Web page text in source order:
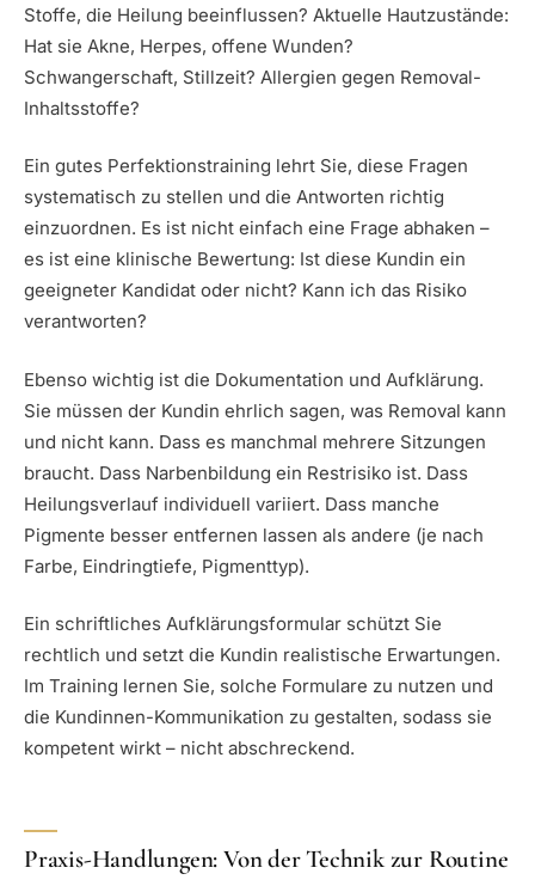
Stoffe, die Heilung beeinflussen? Aktuelle Hautzustände:
Hat sie Akne, Herpes, offene Wunden?
Schwangerschaft, Stillzeit? Allergien gegen Removal-
Inhaltsstoffe?
Ein gutes Perfektionstraining lehrt Sie, diese Fragen
systematisch zu stellen und die Antworten richtig
einzuordnen. Es ist nicht einfach eine Frage abhaken –
es ist eine klinische Bewertung: Ist diese Kundin ein
geeigneter Kandidat oder nicht? Kann ich das Risiko
verantworten?
Ebenso wichtig ist die Dokumentation und Aufklärung.
Sie müssen der Kundin ehrlich sagen, was Removal kann
und nicht kann. Dass es manchmal mehrere Sitzungen
braucht. Dass Narbenbildung ein Restrisiko ist. Dass
Heilungsverlauf individuell variiert. Dass manche
Pigmente besser entfernen lassen als andere (je nach
Farbe, Eindringtiefe, Pigmenttyp).
Ein schriftliches Aufklärungsformular schützt Sie
rechtlich und setzt die Kundin realistische Erwartungen.
Im Training lernen Sie, solche Formulare zu nutzen und
die Kundinnen-Kommunikation zu gestalten, sodass sie
kompetent wirkt – nicht abschreckend.
Praxis-Handlungen: Von der Technik zur Routine